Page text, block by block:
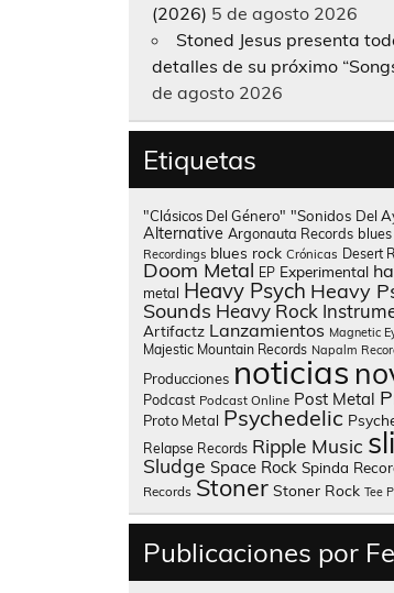
(2026) 5 de agosto 2026
Stoned Jesus presenta
detalles de su próximo
de agosto 2026
Etiquetas
"Clásicos Del Género" "Sonidos Del
Alternative Argonauta Records blues
Recordings blues rock Crónicas Desert
Doom Metal EP Experimental
metal Heavy Psych Heavy
Sounds Heavy Rock
Artifactz Lanzamientos Magnetic
Majestic Mountain Records Napalm
Producciones noticias
Podcast Podcast Online Post Metal
Proto Metal Psychedelic
Relapse Records Ripple Music
Sludge Space Rock Spinda
Records Stoner Stoner Rock Tee
Publicaciones por